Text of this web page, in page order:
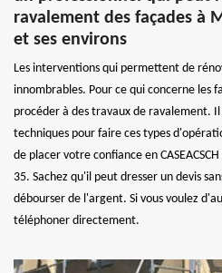
ravalement des façades à
et ses environs
Les interventions qui permettent de
innombrables. Pour ce qui concerne les
procéder à des travaux de ravalement.
techniques pour faire ces types
de placer votre confiance en
35. Sachez qu'il peut dresser un devis
débourser de l'argent. Si vous voulez
téléphoner directement.